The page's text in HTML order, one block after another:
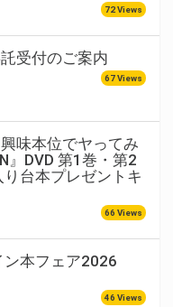
72 Views
受付のご案内
67 Views
味本位でヤってみ
』DVD 第1巻・第2
台本プレゼントキ
66 Views
ン本フェア2026
46 Views